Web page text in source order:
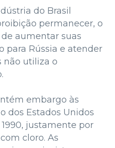
do Brasil
permanecer, o
aumentar suas
para Rússia e atender
não utiliza o
embargo às
dos Estados Unidos
justamente por
cloro. As